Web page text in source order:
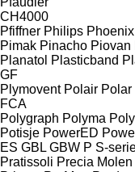
CH4000
Pfiffner Philips Phoenix
Pimak Pinacho Piovan
Planatol Plasticband
GF
Plymovent Polair Polar
FCA
Polygraph Polyma
Potisje PowerED
ES GBL GBW P S-
Pratissoli Precia Molen